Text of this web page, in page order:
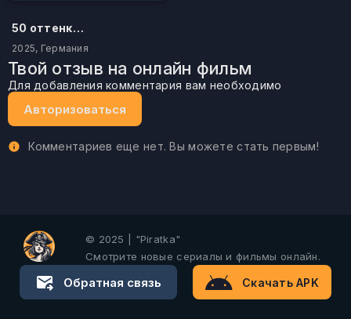
50 оттенков бестселлера
2025, Германия
Твой отзыв на онлайн фильм
Для добавления комментария вам необходимо
Авторизоваться
Комментариев еще нет. Вы можете стать первым!
© 2025 | "Piratka"
Смотрите новые сериалы и фильмы онлайн.
Обратная связь Скачать APK